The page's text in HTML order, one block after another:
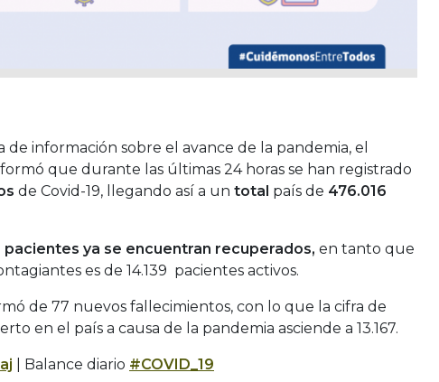
información sobre el avance de la pandemia, el
que durante las últimas 24 horas se han registrado
de Covid-19, llegando así a un total país de 476.016
pacientes ya se encuentran recuperados, en tanto que
es de 14.139 pacientes activos.
de 77 nuevos fallecimientos, con lo que la cifra de
en el país a causa de la pandemia asciende a 13.167.
| Balance diario #COVID_19